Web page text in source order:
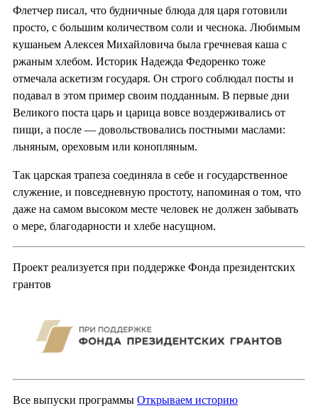
Флетчер писал, что будничные блюда для царя готовили
просто, с большим количеством соли и чеснока. Любимым
кушаньем Алексея Михайловича была гречневая каша с
ржаным хлебом. Историк Надежда Федоренко тоже
отмечала аскетизм государя. Он строго соблюдал посты и
подавал в этом пример своим подданным. В первые дни
Великого поста царь и царица вовсе воздерживались от
пищи, а после — довольствовались постными маслами:
льняным, ореховым или конопляным.
Так царская трапеза соединяла в себе и государственное
служение, и повседневную простоту, напоминая о том, что
даже на самом высоком месте человек не должен забывать
о мере, благодарности и хлебе насущном.
Проект реализуется при поддержке Фонда президентских
грантов
Все выпуски программы Открываем историю